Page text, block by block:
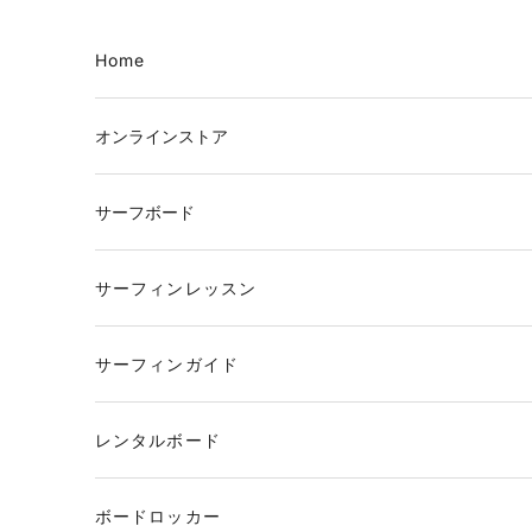
Home
オンラインストア
サーフボード
サーフィンレッスン
サーフィンガイド
レンタルボード
ボードロッカー